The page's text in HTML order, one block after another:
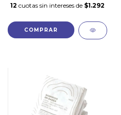
12 cuotas sin intereses de $1.292